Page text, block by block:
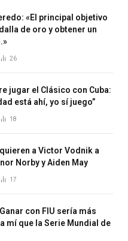
«El principal objetivo
de oro y obtener un
26
jugar el Clásico con Cuba:
está ahí, yo sí juego”
18
a Victor Vodnik a
Norby y Aiden May
17
con FIU sería más
mí que la Serie Mundial de